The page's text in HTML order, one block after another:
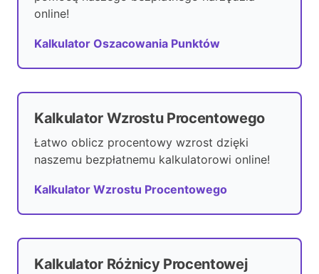
online!
Kalkulator Oszacowania Punktów
Kalkulator Wzrostu Procentowego
Łatwo oblicz procentowy wzrost dzięki
naszemu bezpłatnemu kalkulatorowi online!
Kalkulator Wzrostu Procentowego
Kalkulator Różnicy Procentowej